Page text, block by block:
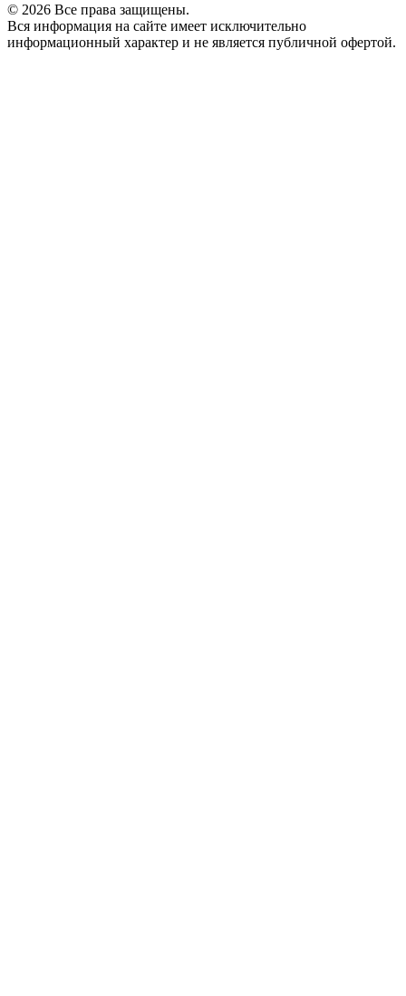
© 2026 Все права защищены.
Вся информация на сайте имеет исключительно
информационный характер и не является публичной офертой.